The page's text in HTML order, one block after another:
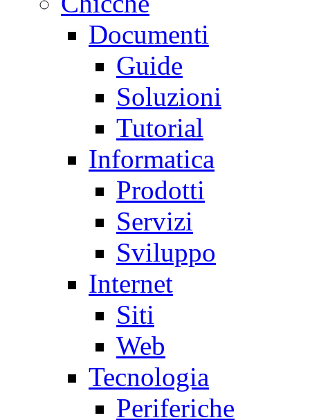
Documenti
Guide
Soluzioni
Tutorial
Informatica
Prodotti
Servizi
Sviluppo
Internet
Siti
Web
Tecnologia
Periferiche